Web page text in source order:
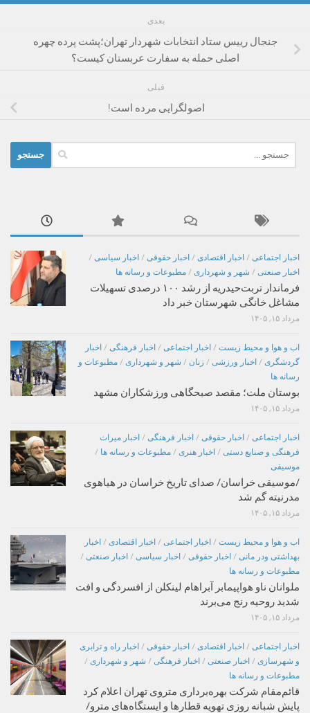
بعدی
جنجال رییس ستاد انتخابات شهردار تهران؛پشت پرده چهره
اصلی حمله به سفارت عربستان کیست؟
قبلی
اصولگرایی مرده است!
برای:
اخبار اجتماعی / اخبار اقتصادی / اخبار حقوقی / اخبار سیاسی /
اخبار صنعتی / شهر و شهرداری / مطبوعات و رسانه ها
فرماندار تربت‌حیدریه از رشد ۱۰۰ درصدی تسهیلات
مشاغل خانگی شهرستان خبر داد
مرداد ۱۵, ۱۴۰۵
اب و هوا و محیط زیست / اخبار اجتماعی / اخبار فرهنگی / اخبار
گردشگری / اخبار ورزشی / زنان / شهر و شهرداری / مطبوعات و
رسانه ها
بوستان ملت؛ مقصد صبحگاهی ورزشکاران مشهد
مرداد ۱۵, ۱۴۰۵
اخبار اجتماعی / اخبار حقوقی / اخبار فرهنگی / اخبار میراث
فرهنگی و صنایع دستی / اخبار هنری / مطبوعات و رسانه ها /
موسیقی
/موسیقی خراسان/ صدای تاریخ خراسان در هیاهوی
مدرنیته گم شد
مرداد ۱۵, ۱۴۰۵
اب و هوا و محیط زیست / اخبار اجتماعی / اخبار اقتصادی / اخبار
بهداشتی ودر مانی / اخبار حقوقی / اخبار سیاسی / اخبار صنعتی /
مطبوعات و رسانه ها
ملوانان ناو هواپیمابر آبراهام لینکلن از افسردگی و افت
شدید روحیه رنج می‌برند
مرداد ۱۵, ۱۴۰۵
اخبار اجتماعی / اخبار اقتصادی / اخبار حقوقی / اخبار راه و ترابری
و شهرسازی / اخبار صنعتی / اخبار فرهنگی / شهر و شهرداری /
مطبوعات و رسانه ها
قائم‌مقام شرکت بهره‌برداری متروی تهران اعلام کرد
پایش شبانه روزی تهویه قطارها و ایستگاه‌های مترو/